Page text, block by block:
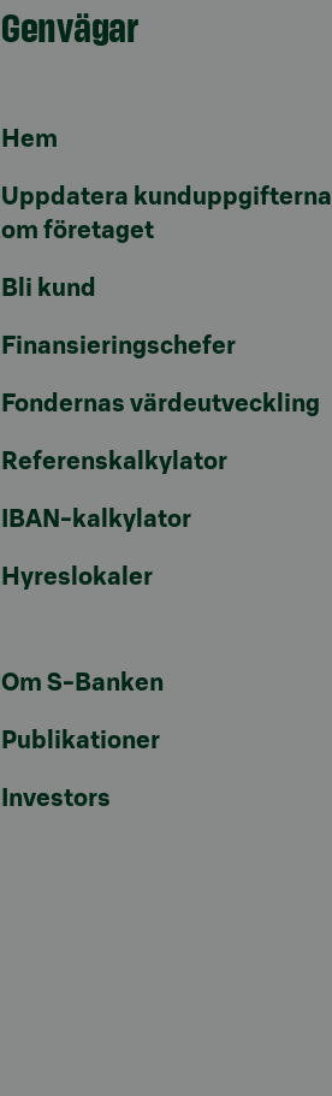
Genvägar
Hem
Uppdatera kunduppgifterna
om företaget
Bli kund
Finansieringschefer
Fondernas värdeutveckling
Referenskalkylator
IBAN-kalkylator
Hyreslokaler
Om S-Banken
Publikationer
Investors